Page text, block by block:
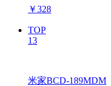
￥328
TOP
13
米家BCD-189MDM